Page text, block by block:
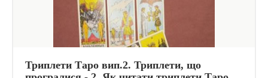
Триплети Таро вип.2. Триплети, що